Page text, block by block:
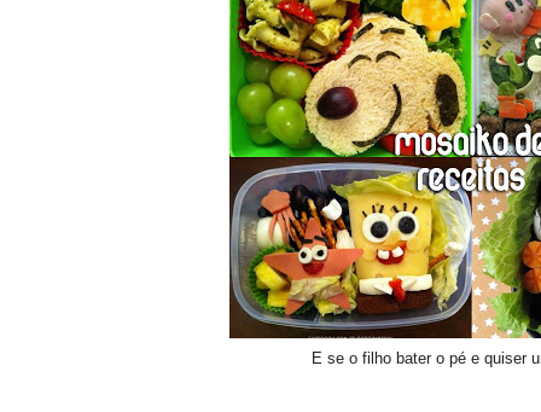
E se o filho bater o pé e quiser